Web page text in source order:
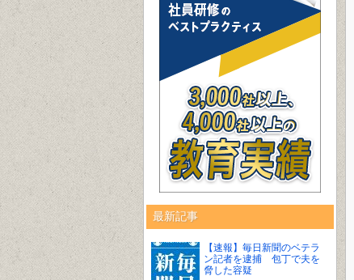
最新記事
【速報】毎日新聞のベテラ
ン記者を逮捕 包丁で夫を
脅した容疑